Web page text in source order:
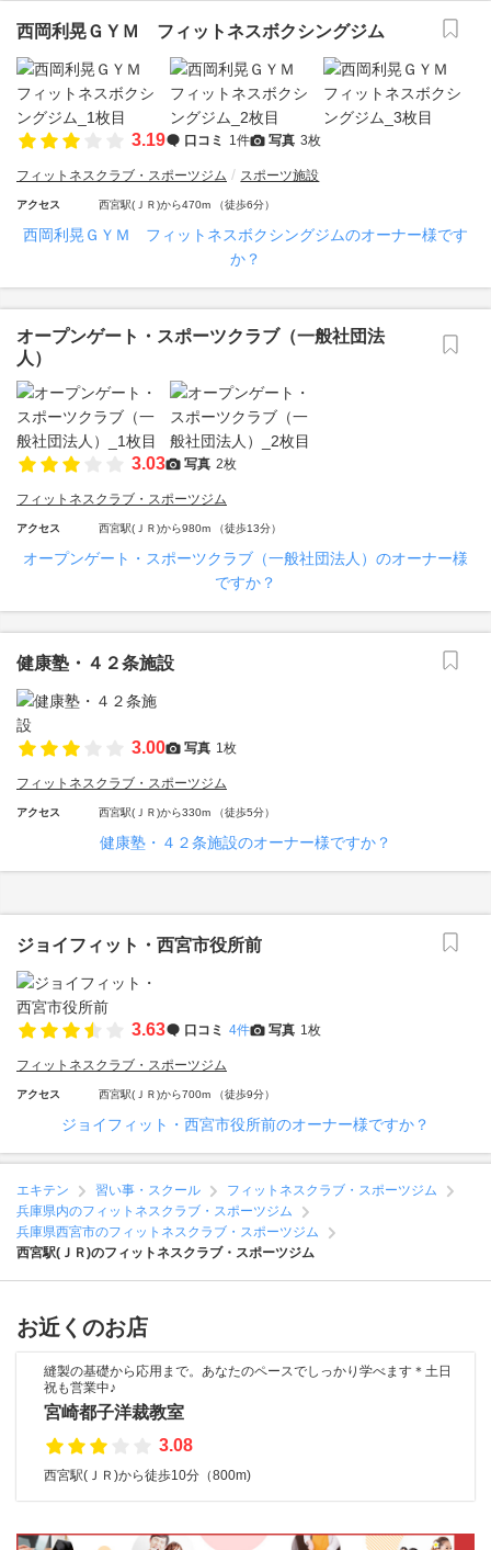
西岡利晃ＧＹＭ フィットネスボクシングジム
3.19 口コミ 1件 写真 3枚
フィットネスクラブ・スポーツジム スポーツ施設
アクセス 西宮駅(ＪＲ)から470m （徒歩6分）
西岡利晃ＧＹＭ フィットネスボクシングジムのオーナー様です
か？
オープンゲート・スポーツクラブ（一般社団法
人）
3.03 写真 2枚
フィットネスクラブ・スポーツジム
アクセス 西宮駅(ＪＲ)から980m （徒歩13分）
オープンゲート・スポーツクラブ（一般社団法人）のオーナー様
ですか？
健康塾・４２条施設
3.00 写真 1枚
フィットネスクラブ・スポーツジム
アクセス 西宮駅(ＪＲ)から330m （徒歩5分）
健康塾・４２条施設のオーナー様ですか？
ジョイフィット・西宮市役所前
3.63 口コミ 4件 写真 1枚
フィットネスクラブ・スポーツジム
アクセス 西宮駅(ＪＲ)から700m （徒歩9分）
ジョイフィット・西宮市役所前のオーナー様ですか？
エキテン 習い事・スクール
フィットネスクラブ・スポーツジム
兵庫県内のフィットネスクラブ・スポーツジム
兵庫県西宮市のフィットネスクラブ・スポーツジム
西宮駅(ＪＲ)のフィットネスクラブ・スポーツジム
お近くのお店
縫製の基礎から応用まで。あなたのペースでしっかり学べます＊土日
祝も営業中♪
宮崎都子洋裁教室
3.08
西宮駅(ＪＲ)から徒歩10分（800m)